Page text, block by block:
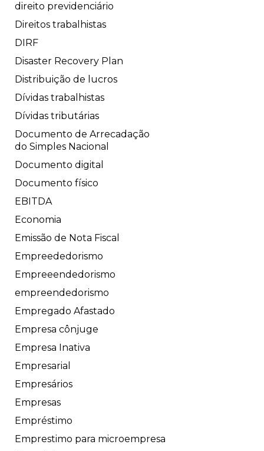
direito previdenciário
Direitos trabalhistas
DIRF
Disaster Recovery Plan
Distribuição de lucros
Dívidas trabalhistas
Dívidas tributárias
Documento de Arrecadação
do Simples Nacional
Documento digital
Documento físico
EBITDA
Economia
Emissão de Nota Fiscal
Empreededorismo
Empreeendedorismo
empreendedorismo
Empregado Afastado
Empresa cônjuge
Empresa Inativa
Empresarial
Empresários
Empresas
Empréstimo
Emprestimo para microempresa